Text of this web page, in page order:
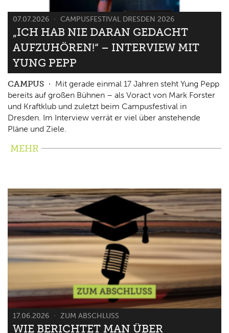
07.07.2026 CAMPUSFESTIVAL DRESDEN 2026
„ICH HAB NIE DARAN GEDACHT
AUFZUHÖREN!“ – INTERVIEW MIT
YUNG PEPP
CAMPUS
Mit gerade einmal 17 Jahren steht Yung Pepp
bereits auf großen Bühnen – als Voract von Mark Forster
und Kraftklub und zuletzt beim Campusfestival in
Dresden. Im Interview verrät er viel über anstehende
Pläne und Ziele.
MEHR
17.06.2026 ZUM ABSCHLUSS
WIE BERICHTET MAN ÜBER